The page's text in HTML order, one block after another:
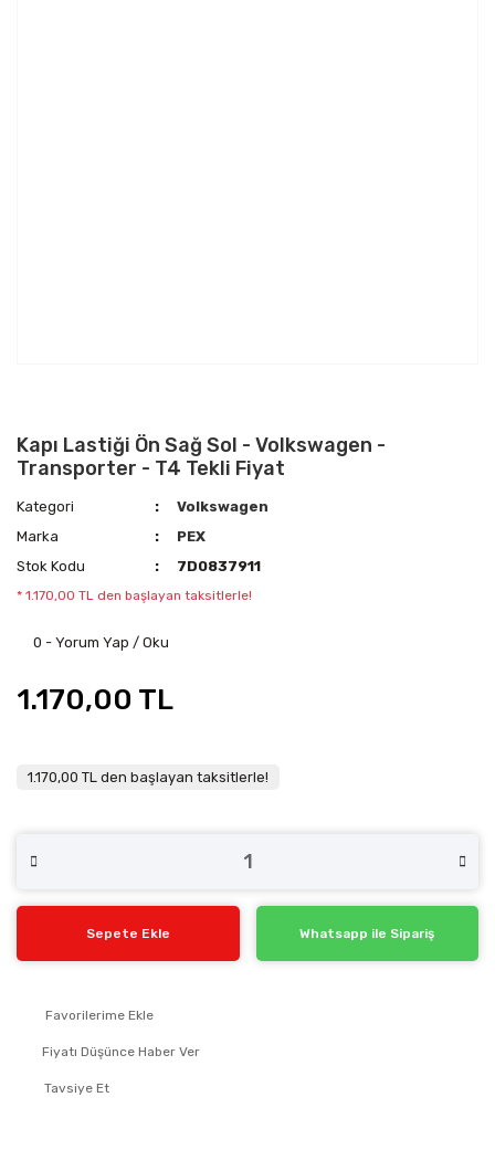
Kapı Lastiği Ön Sağ Sol - Volkswagen -
Transporter - T4 Tekli Fiyat
Kategori
Volkswagen
Marka
PEX
Stok Kodu
7D0837911
* 1.170,00 TL den başlayan taksitlerle!
0 - Yorum Yap / Oku
1.170,00 TL
1.170,00 TL den başlayan taksitlerle!
Sepete Ekle Whatsapp ile Sipariş
Fiyatı Düşünce Haber Ver
Tavsiye Et